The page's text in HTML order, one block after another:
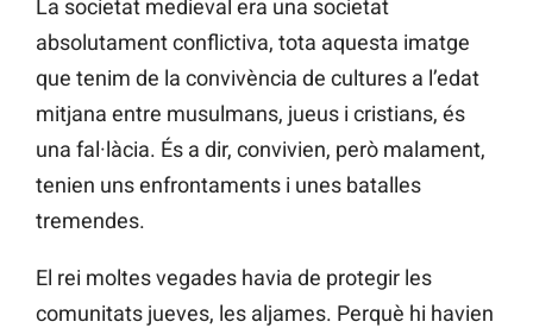
La societat medieval era una societat
absolutament conflictiva, tota aquesta imatge
que tenim de la convivència de cultures a l’edat
mitjana entre musulmans, jueus i cristians, és
una fal·làcia. És a dir, convivien, però malament,
tenien uns enfrontaments i unes batalles
tremendes.
El rei moltes vegades havia de protegir les
comunitats jueves, les aljames. Perquè hi havien